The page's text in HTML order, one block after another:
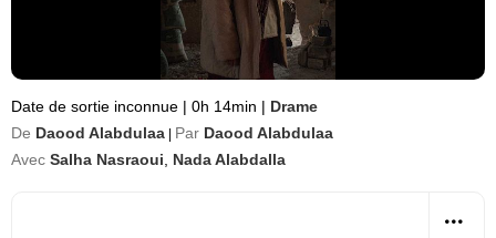
Date de sortie inconnue | 0h 14min | Drame
De Daood Alabdulaa Par Daood Alabdulaa
Avec Salha Nasraoui Nada Alabdalla